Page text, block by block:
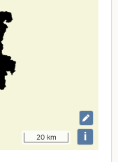
20 km i